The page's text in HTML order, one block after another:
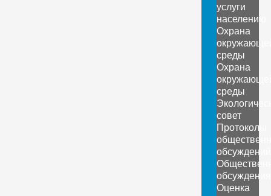
услуги
населению
Охрана
среды
Охрана
среды
совет
Протоколы
обсуждений
обсуждения
Оценка